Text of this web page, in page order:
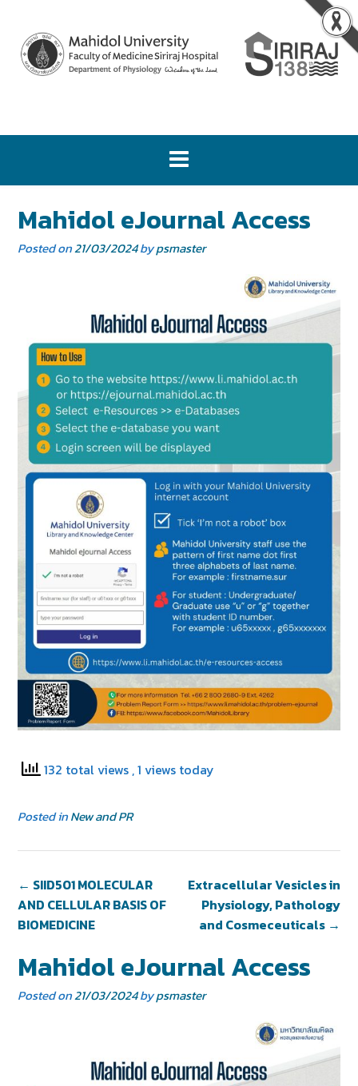
Mahidol eJournal Access
Posted on21/03/2024bypsmaster
132 total views , 1 views today
Posted inNew and PR
Extracellular Vesicles in
Physiology, Pathology
and Cosmeceuticals →
← SIID501 MOLECULAR
AND CELLULAR BASIS OF
BIOMEDICINE
Mahidol eJournal Access
Posted on21/03/2024bypsmaster